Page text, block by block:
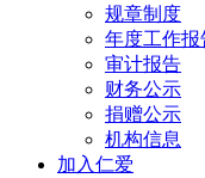
规章制度
年度工作报
审计报告
财务公示
捐赠公示
机构信息
加入仁爱